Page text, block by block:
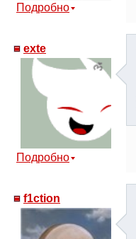
Подробно
exte
Подробно
f1ction